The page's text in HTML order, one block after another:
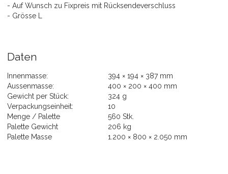
- Auf Wunsch zu Fixpreis mit Rücksendeverschluss
- Grösse L
Daten
Innenmasse:
394 × 194 × 387 mm
Aussenmasse:
400 × 200 × 400 mm
Gewicht per Stück:
324 g
Verpackungseinheit:
10
Menge / Palette
560 Stk.
Palette Gewicht
206 kg
Palette Masse
1.200 × 800 × 2.050 mm